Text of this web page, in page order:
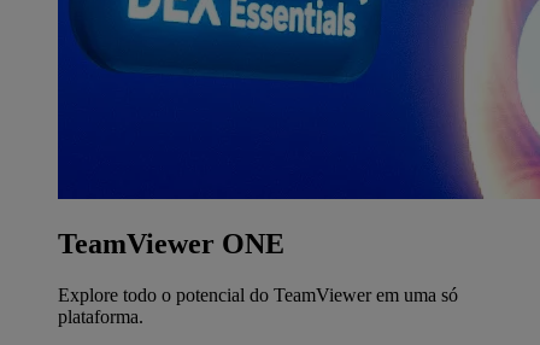
TeamViewer ONE
Explore todo o potencial do TeamViewer em uma só
plataforma.